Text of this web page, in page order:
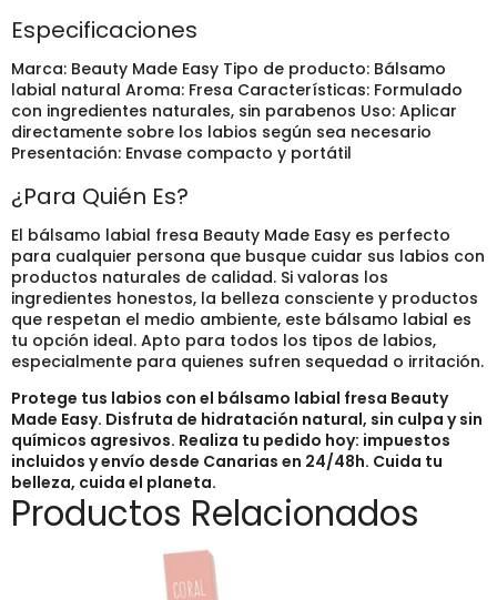
Especificaciones
Marca: Beauty Made Easy Tipo de producto: Bálsamo
labial natural Aroma: Fresa Características: Formulado
con ingredientes naturales, sin parabenos Uso: Aplicar
directamente sobre los labios según sea necesario
Presentación: Envase compacto y portátil
¿Para Quién Es?
El bálsamo labial fresa Beauty Made Easy es perfecto
para cualquier persona que busque cuidar sus labios con
productos naturales de calidad. Si valoras los
ingredientes honestos, la belleza consciente y productos
que respetan el medio ambiente, este bálsamo labial es
tu opción ideal. Apto para todos los tipos de labios,
especialmente para quienes sufren sequedad o irritación.
Protege tus labios con el bálsamo labial fresa Beauty
Made Easy. Disfruta de hidratación natural, sin culpa y sin
químicos agresivos. Realiza tu pedido hoy: impuestos
incluidos y envío desde Canarias en 24/48h. Cuida tu
belleza, cuida el planeta.
Productos Relacionados